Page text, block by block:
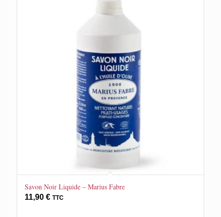
Savon Noir Liquide – Marius Fabre
11,90 € TTC